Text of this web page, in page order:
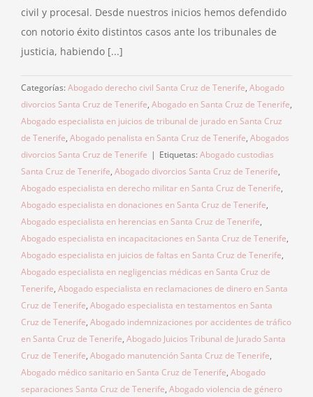
civil y procesal. Desde nuestros inicios hemos defendido
con notorio éxito distintos casos ante los tribunales de
justicia, habiendo [...]
Categorías: Abogado derecho civil Santa Cruz de Tenerife, Abogado
divorcios Santa Cruz de Tenerife, Abogado en Santa Cruz de Tenerife,
Abogado especialista en juicios de tribunal de jurado en Santa Cruz
de Tenerife, Abogado penalista en Santa Cruz de Tenerife, Abogados
divorcios Santa Cruz de Tenerife | Etiquetas: Abogado custodias
Santa Cruz de Tenerife, Abogado divorcios Santa Cruz de Tenerife,
Abogado especialista en derecho militar en Santa Cruz de Tenerife,
Abogado especialista en donaciones en Santa Cruz de Tenerife,
Abogado especialista en herencias en Santa Cruz de Tenerife,
Abogado especialista en incapacitaciones en Santa Cruz de Tenerife,
Abogado especialista en juicios de faltas en Santa Cruz de Tenerife,
Abogado especialista en negligencias médicas en Santa Cruz de
Tenerife, Abogado especialista en reclamaciones de dinero en Santa
Cruz de Tenerife, Abogado especialista en testamentos en Santa
Cruz de Tenerife, Abogado indemnizaciones por accidentes de tráfico
en Santa Cruz de Tenerife, Abogado Juicios Tribunal de Jurado Santa
Cruz de Tenerife, Abogado manutención Santa Cruz de Tenerife,
Abogado médico sanitario en Santa Cruz de Tenerife, Abogado
separaciones Santa Cruz de Tenerife, Abogado violencia de género